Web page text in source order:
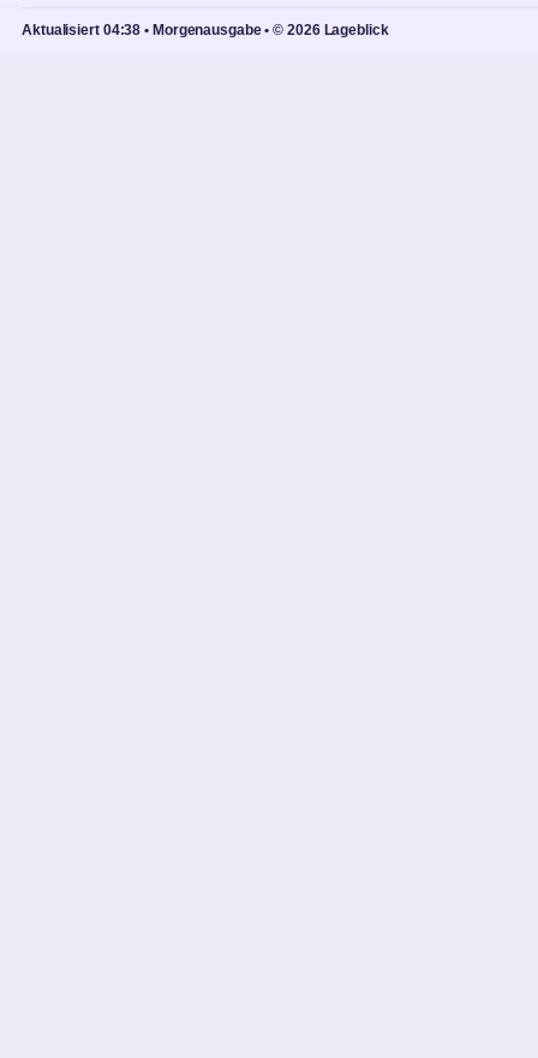
Aktualisiert 04:38 • Morgenausgabe • © 2026 Lageblick